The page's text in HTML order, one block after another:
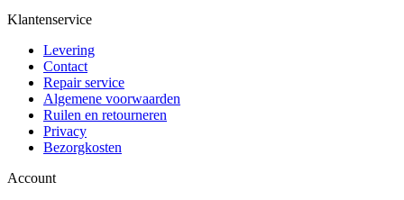
Klantenservice
Levering
Contact
Repair service
Algemene voorwaarden
Ruilen en retourneren
Privacy
Bezorgkosten
Account